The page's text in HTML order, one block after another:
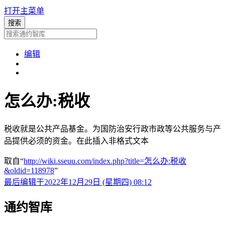
打开主菜单
编辑
怎么办:税收
税收就是公共产品基金。为国防治安行政市政等公共服务与产
品提供必须的资金。在此插入非格式文本
取自“http://wiki.sseuu.com/index.php?title=怎么办:税收
&oldid=118978”
最后编辑于2022年12月29日 (星期四) 08:12
通约智库